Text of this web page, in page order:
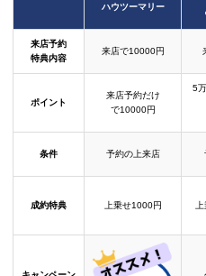
ハウツーマリー
来店予約
特典内容
来店で10000円
ポイント
来店予約だけ
で10000円
5
条件 予約の上来店
成約特典 上乗せ1000円